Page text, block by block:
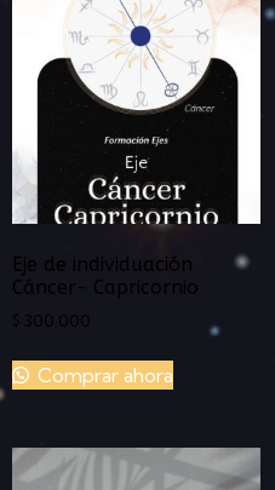
Eje de individuación
Cáncer- Capricornio
$ 300.000
Comprar ahora